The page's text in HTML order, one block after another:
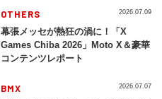
2026」
OTHERS
幕張メッセが熱狂の渦に！「X
Games Chiba 2026」Moto X＆豪華
コンテンツレポート
2026.07.09
BMX 2026.07.07